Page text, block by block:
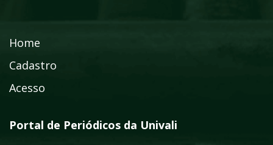
Home
Cadastro
Acesso
Portal de Periódicos da Univali